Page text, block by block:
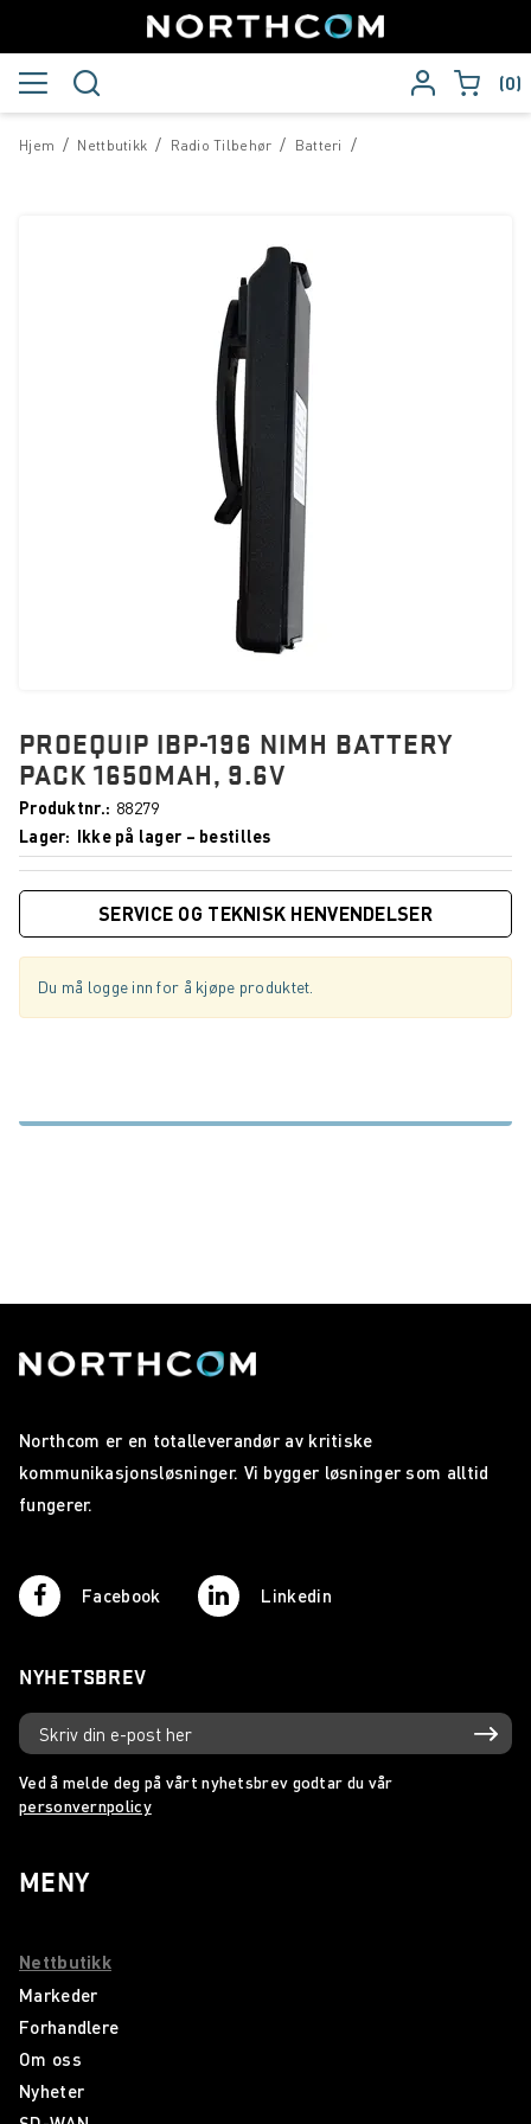
0
/
Hjem /
Nettbutikk /
Radio Tilbehør /
Batteri
PROEQUIP IBP-196 NIMH BATTERY
PACK 1650MAH, 9.6V
Produktnr.
88279
Lager
Ikke på lager – bestilles
SERVICE OG TEKNISK HENVENDELSER
Du må logge inn for å kjøpe produktet.
Northcom er en totalleverandør av kritiske
kommunikasjonsløsninger. Vi bygger løsninger som alltid
fungerer.
Facebook Linkedin
NYHETSBREV
Ved å melde deg på vårt nyhetsbrev godtar du vår
personvernpolicy
MENY
Nettbutikk
Markeder
Forhandlere
Om oss
Nyheter